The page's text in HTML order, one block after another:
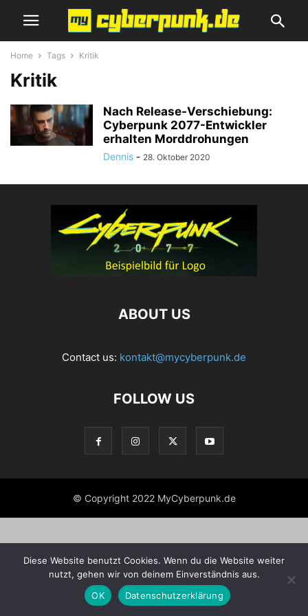
Home Tags Kritik
Kritik
Nach Release-Verschiebung:
Cyberpunk 2077-Entwickler
erhalten Morddrohungen
Dennis - 28. Oktober 2020
ABOUT US
Contact us: kontakt@mycyberpunk.de
FOLLOW US
© Copyright 2022 MyCyberpunk.de
Diese Website benutzt Cookies. Wenn du die Website weiter
nutzt, gehen wir von deinem Einverständnis aus.
OK
Datenschutzerklärung